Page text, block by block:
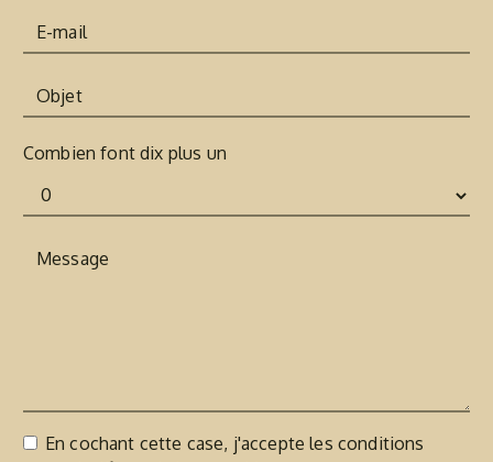
Combien font dix plus un
En cochant cette case, j'accepte les conditions